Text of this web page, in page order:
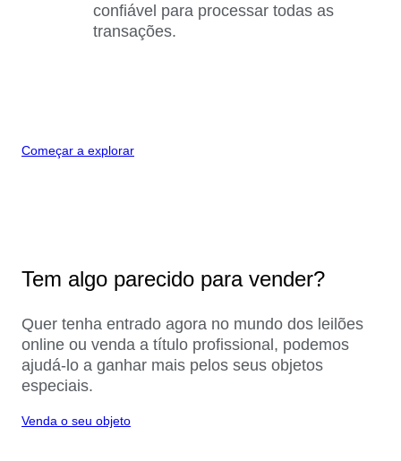
confiável para processar todas as
transações.
Começar a explorar
Tem algo parecido para vender?
Quer tenha entrado agora no mundo dos leilões
online ou venda a título profissional, podemos
ajudá-lo a ganhar mais pelos seus objetos
especiais.
Venda o seu objeto